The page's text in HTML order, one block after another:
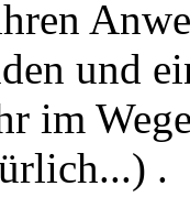
und
im
.